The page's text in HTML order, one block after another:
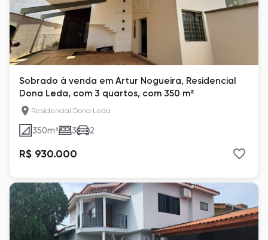
Sobrado à venda em Artur Nogueira, Residencial
Dona Leda, com 3 quartos, com 350 m²
Residencial Dona Leda
350m² 3 2
R$ 930.000